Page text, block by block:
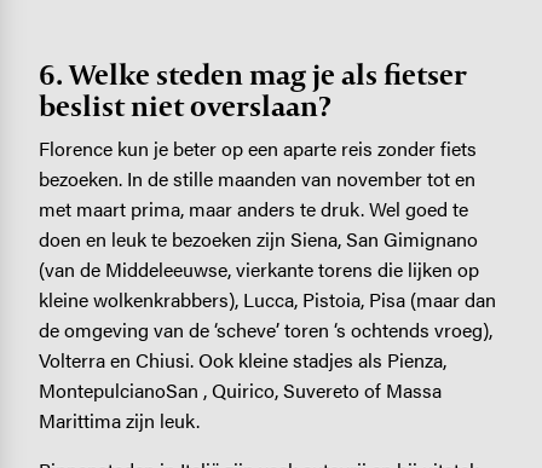
6. Welke steden mag je als fietser
beslist niet overslaan?
Florence kun je beter op een aparte reis zonder fiets
bezoeken. In de stille maanden van november tot en
met maart prima, maar anders te druk. Wel goed te
doen en leuk te bezoeken zijn Siena, San Gimignano
(van de Middeleeuwse, vierkante torens die lijken op
kleine wolkenkrabbers), Lucca, Pistoia, Pisa (maar dan
de omgeving van de ‘scheve’ toren ‘s ochtends vroeg),
Volterra en Chiusi. Ook kleine stadjes als Pienza,
MontepulcianoSan , Quirico, Suvereto of Massa
Marittimazijn leuk.